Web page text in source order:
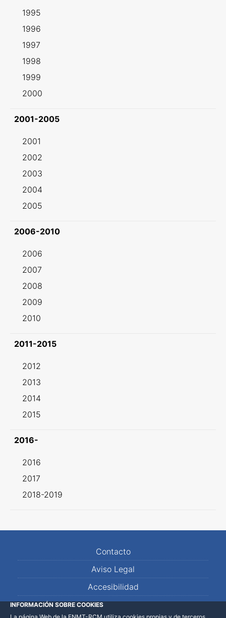
1995
1996
1997
1998
1999
2000
2001-2005
2001
2002
2003
2004
2005
2006-2010
2006
2007
2008
2009
2010
2011-2015
2012
2013
2014
2015
2016-
2016
2017
2018-2019
Contacto
Aviso Legal
Accesibilidad
Mapa Web
INFORMACIÓN SOBRE COOKIES